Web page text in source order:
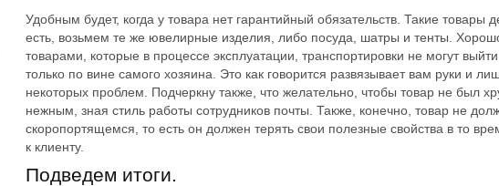
Удобным будет, когда у товара нет гарантийный обязательств. Такие товары
есть, возьмем те же ювелирные изделия, либо посуда, шатры и тенты.
товарами, которые в процессе эксплуатации, транспортировки не могут
только по вине самого хозяина. Это как говорится развязывает вам руки и
некоторых проблем. Подчеркну также, что желательно, чтобы товар не был
нежным, зная стиль работы сотрудников почты. Также, конечно, товар не
скоропортящемся, то есть он должен терять свои полезные свойства в то
к клиенту.
Подведем итоги.